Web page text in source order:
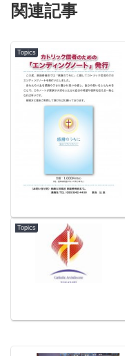
関連記事
Topics
Topics